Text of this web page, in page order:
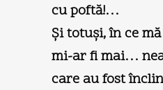
cu poftă!…
Şi totuşi, în ce
mi-ar fi mai…
care au fost